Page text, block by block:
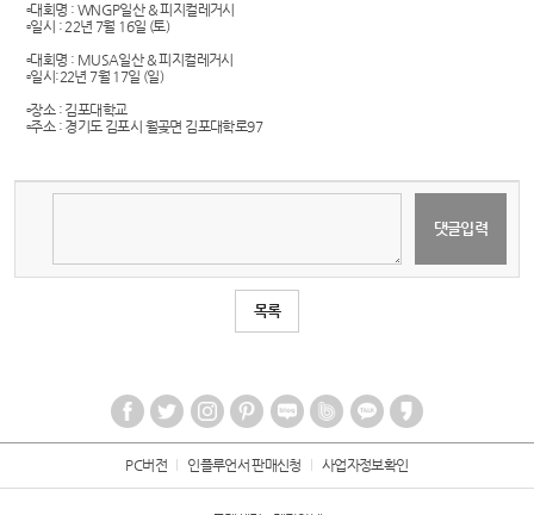
▫️대회명 : WNGP일산 & 피지컬레거시
▫️일시 : 22년 7월 16일 (토)
▫️대회명 : MUSA일산 & 피지컬레거시
▫️일시:22년 7월 17일 (일)
▫️장소 : 김포대학교
▫️주소 : 경기도 김포시 월곶면 김포대학로97
목록
PC버전 인플루언서 판매신청 사업자정보확인